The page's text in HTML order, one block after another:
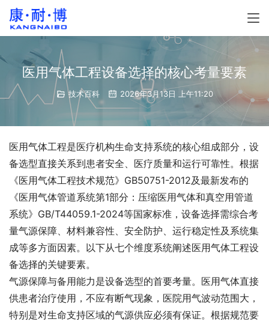
医用气体工程设备选择的核心考量要素
技术百科 2026年3月13日 上午11:20
医用气体工程是医疗机构生命支持系统的核心组成部分，设
备选型直接关系到患者安全、医疗质量和运行可靠性。根据
《医用气体工程技术规范》GB50751-2012及最新发布的
《医用气体管道系统第1部分：压缩医用气体和真空用管道
系统》GB/T44059.1-2024等国家标准，设备选择需综合考
量气源保障、材料兼容性、安全防护、运行稳定性及系统集
成等多方面因素。以下从七个维度系统阐述医用气体工程设
备选择的关键要素。
气源保障与备用能力是设备选型的首要考量。医用气体直接
供患者治疗使用，不应有断气现象，医院用气波动范围大，
特别是对生命支持区域的气源供应必须有保证。根据规范要